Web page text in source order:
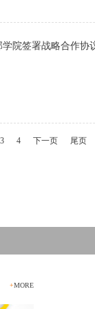
院签署战略合作协
3 4 下一页 尾页
+MORE